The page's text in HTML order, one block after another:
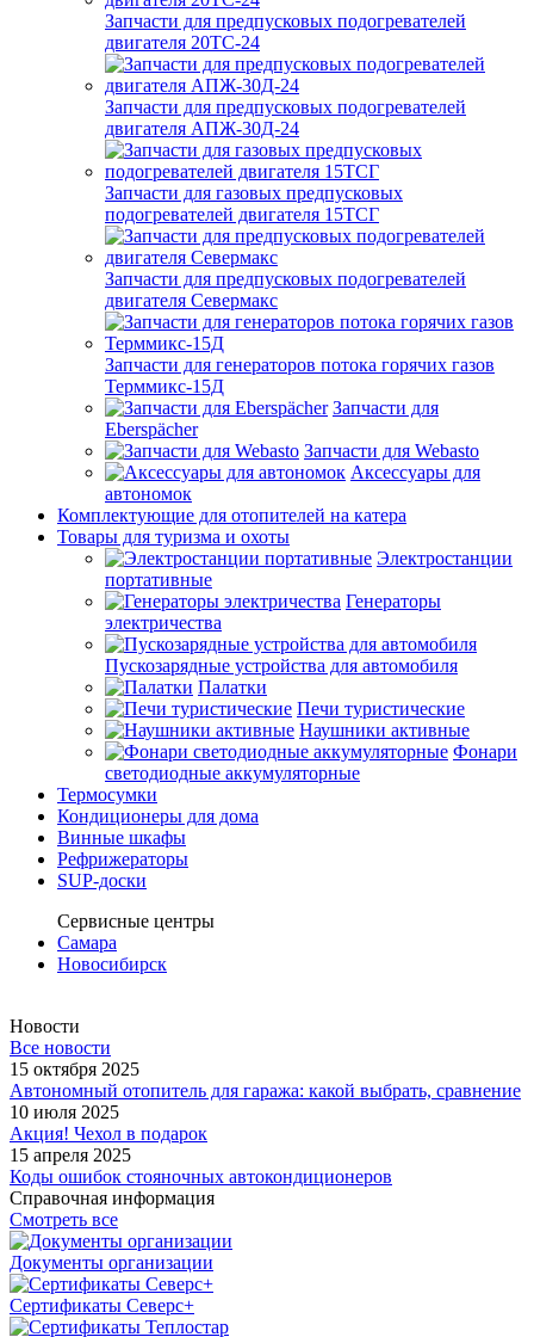
Запчасти для предпусковых подогревателей
двигателя 20ТС-24
Запчасти для предпусковых подогревателей
двигателя АПЖ-30Д-24
Запчасти для газовых предпусковых
подогревателей двигателя 15ТСГ
Запчасти для предпусковых подогревателей
двигателя Севермакс
Запчасти для генераторов потока горячих газов
Терммикс-15Д
Запчасти для
Eberspächer
Запчасти для Webasto
Аксессуары для
автономок
Комплектующие для отопителей на катера
Товары для туризма и охоты
Электростанции
портативные
Генераторы
электричества
Пускозарядные устройства для автомобиля
Палатки
Печи туристические
Наушники активные
Фонари
светодиодные аккумуляторные
Термосумки
Кондиционеры для дома
Винные шкафы
Рефрижераторы
SUP-доски
Сервисные центры
Самара
Новосибирск
Новости
Все новости
15 октября 2025
Автономный отопитель для гаража: какой выбрать, сравнение
10 июля 2025
Акция! Чехол в подарок
15 апреля 2025
Коды ошибок стояночных автокондиционеров
Справочная информация
Смотреть все
Документы организации
Сертификаты Северс+